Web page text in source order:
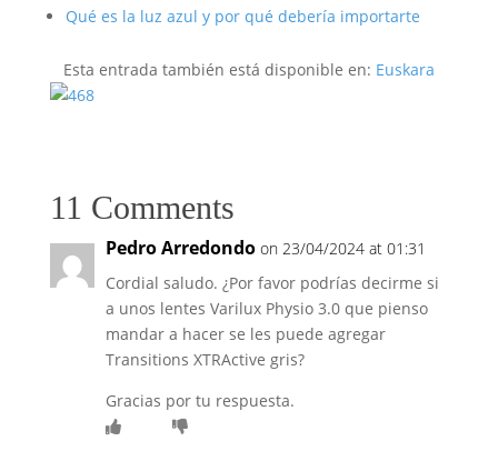
Qué es la luz azul y por qué debería importarte
Esta entrada también está disponible en: Euskara
11 Comments
Pedro Arredondo on 23/04/2024 at 01:31
Cordial saludo. ¿Por favor podrías decirme si
a unos lentes Varilux Physio 3.0 que pienso
mandar a hacer se les puede agregar
Transitions XTRActive gris?
Gracias por tu respuesta.